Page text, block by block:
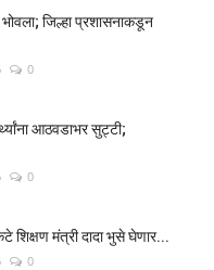
जिल्हा प्रशासनाकडून
0
आठवडाभर सुट्टी;
0
शिक्षण मंत्री दादा भुसे घेणार...
0